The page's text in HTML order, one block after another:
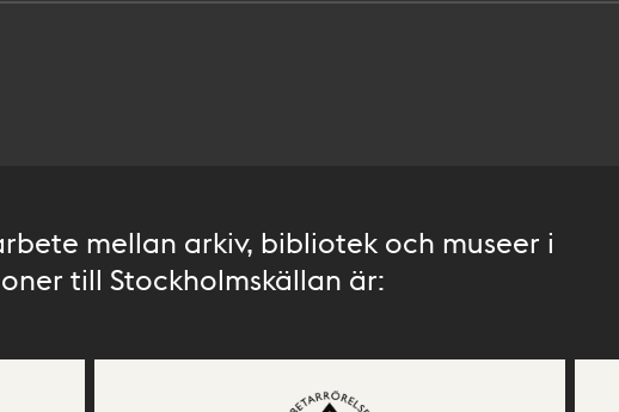
mellan arkiv, bibliotek och museer i
till Stockholmskällan är: